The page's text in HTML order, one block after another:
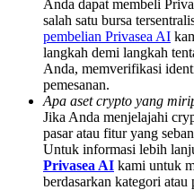
BTC Welcome Rewards
Deposit & Trade BTC to
Deposit CASHCAT &
Share 500000
Anda dapat membeli
salah satu bursa
pembelian Privasea AI
langkah demi langkah
Anda, memverifikasi
pemesanan.
Apa aset crypto yang
Jika Anda menjelajahi
pasar atau fitur yang
Untuk informasi lebih
Privasea AI kami untuk
berdasarkan kategori atau